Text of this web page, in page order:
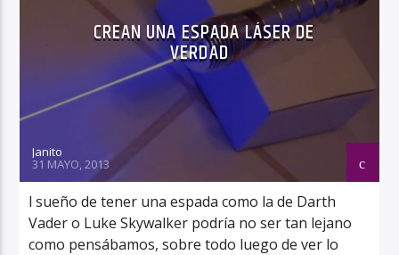
CREAN UNA ESPADA LÁSER DE
VERDAD
Janito
31 MAYO, 2013
l sueño de tener una espada como la de Darth
Vader o Luke Skywalker podría no ser tan lejano
como pensábamos, sobre todo luego de ver lo